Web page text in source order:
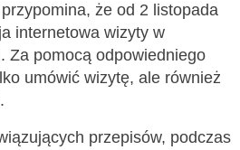
że od 2 listopada
internetowa wizyty w
Za pomocą odpowiedniego
umówić wizytę, ale również
przepisów, podczas